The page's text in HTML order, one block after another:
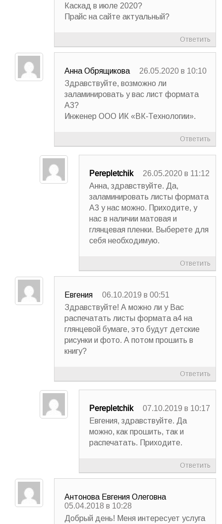
Каскад в июле 2020?
Прайс на сайте актуальный?
Ответить
Анна Обрящикова
26.05.2020 в 10:10
Здравствуйте, возможно ли
заламинировать у вас лист формата
А3?
Инженер ООО ИК «ВК-Технологии».
Ответить
Perepletchik
26.05.2020 в 11:12
Анна, здравствуйте. Да,
заламинировать листы формата
А3 у нас можно. Приходите, у
нас в наличии матовая и
глянцевая пленки. Выберете для
себя необходимую.
Ответить
Евгения
06.10.2019 в 00:51
Здравствуйте! А можно ли у Вас
распечатать листы формата а4 на
глянцевой бумаге, это будут детские
рисунки и фото. А потом прошить в
книгу?
Ответить
Perepletchik
07.10.2019 в 10:17
Евгения, здравствуйте. Да
можно, как прошить, так и
распечатать. Приходите.
Ответить
Антонова Евгения Олеговна
05.04.2018 в 10:28
Добрый день! Меня интересует услуга